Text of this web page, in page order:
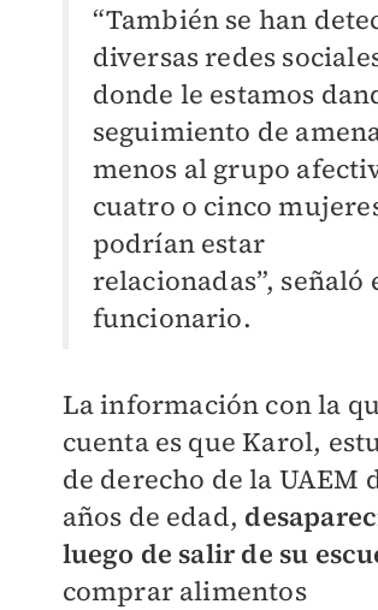
“También se han
diversas redes
donde le estamos
seguimiento de
menos al grupo
cuatro o cinco
podrían estar
relacionadas”, señaló
funcionario.
La información con la
cuenta es que Karol,
de derecho de la UAEM
años de edad,
luego de salir de su
comprar alimentos